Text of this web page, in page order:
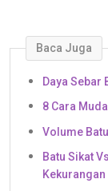
Baca Juga
Daya Sebar
8 Cara
Volume
Batu Sikat